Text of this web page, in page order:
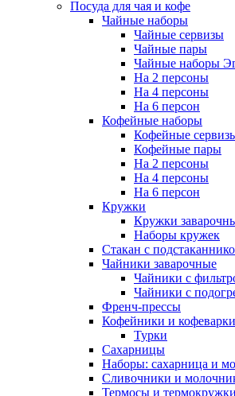
Посуда для чая и кофе
Чайные наборы
Чайные сервизы
Чайные пары
Чайные наборы
На 2 персоны
На 4 персоны
На 6 персон
Кофейные наборы
Кофейные
Кофейные пары
На 2 персоны
На 4 персоны
На 6 персон
Кружки
Кружки
Наборы кружек
Стакан с
Чайники заварочные
Чайники с
Чайники с
Френч-прессы
Кофейники и кофеварки
Турки
Сахарницы
Наборы: сахарница и
Сливочники и
Термосы и термокружки